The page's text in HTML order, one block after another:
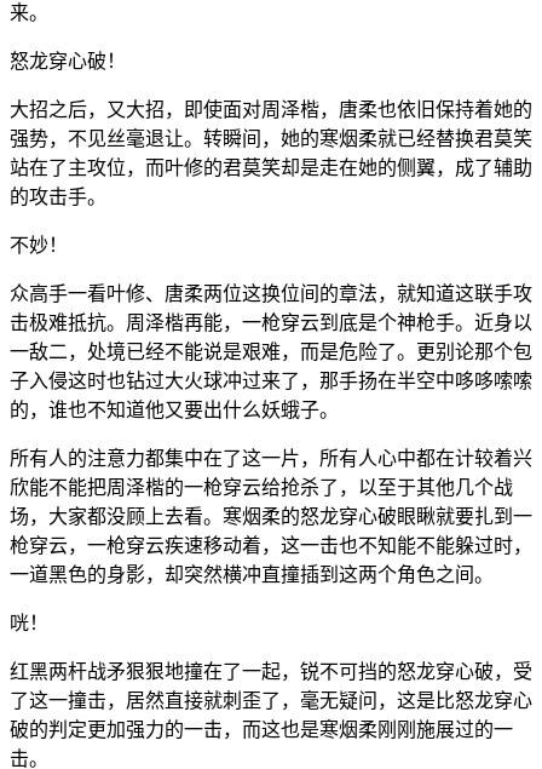
来。
怒龙穿心破！
大招之后，又大招，即使面对周泽楷，唐柔也依旧保持着她的
强势，不见丝毫退让。转瞬间，她的寒烟柔就已经替换君莫笑
站在了主攻位，而叶修的君莫笑却是走在她的侧翼，成了辅助
的攻击手。
不妙！
众高手一看叶修、唐柔两位这换位间的章法，就知道这联手攻
击极难抵抗。周泽楷再能，一枪穿云到底是个神枪手。近身以
一敌二，处境已经不能说是艰难，而是危险了。更别论那个包
子入侵这时也钻过大火球冲过来了，那手扬在半空中哆哆嗦嗦
的，谁也不知道他又要出什么妖蛾子。
所有人的注意力都集中在了这一片，所有人心中都在计较着兴
欣能不能把周泽楷的一枪穿云给抢杀了，以至于其他几个战
场，大家都没顾上去看。寒烟柔的怒龙穿心破眼瞅就要扎到一
枪穿云，一枪穿云疾速移动着，这一击也不知能不能躲过时，
一道黑色的身影，却突然横冲直撞插到这两个角色之间。
咣！
红黑两杆战矛狠狠地撞在了一起，锐不可挡的怒龙穿心破，受
了这一撞击，居然直接就刺歪了，毫无疑问，这是比怒龙穿心
破的判定更加强力的一击，而这也是寒烟柔刚刚施展过的一
击。